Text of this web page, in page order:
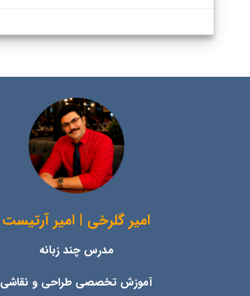
امیر گلرخی | امیر آرتیست
مدرس چند زبانه
آموزش تخصصی طراحی و نقاشی